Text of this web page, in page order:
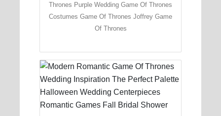
Thrones Purple Wedding Game Of Thrones
Costumes Game Of Thrones Joffrey Game
Of Thrones